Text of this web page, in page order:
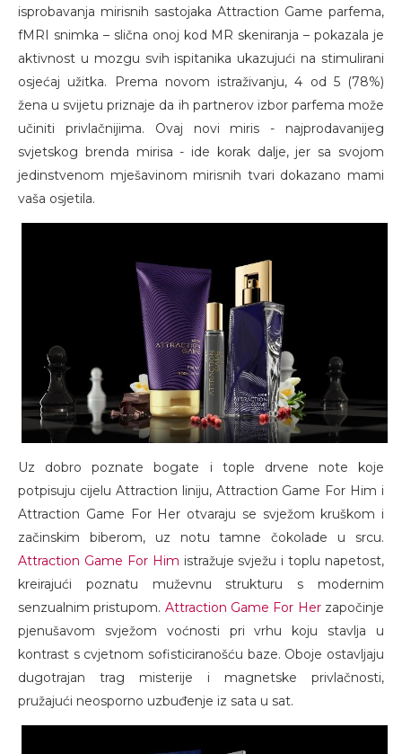
isprobavanja mirisnih sastojaka Attraction Game parfema,
fMRI snimka – slična onoj kod MR skeniranja – pokazala je
aktivnost u mozgu svih ispitanika ukazujući na stimulirani
osjećaj užitka. Prema novom istraživanju, 4 od 5 (78%)
žena u svijetu priznaje da ih partnerov izbor parfema može
učiniti privlačnijima. Ovaj novi miris - najprodavanijeg
svjetskog brenda mirisa - ide korak dalje, jer sa svojom
jedinstvenom mješavinom mirisnih tvari dokazano mami
vaša osjetila.
Uz dobro poznate bogate i tople drvene note koje
potpisuju cijelu Attraction liniju, Attraction Game For Him i
Attraction Game For Her otvaraju se svježom kruškom i
začinskim biberom, uz notu tamne čokolade u srcu.
Attraction Game For Him istražuje svježu i toplu napetost,
kreirajući poznatu muževnu strukturu s modernim
senzualnim pristupom. Attraction Game For Herzapočinje
pjenušavom svježom voćnosti pri vrhu koju stavlja u
kontrast s cvjetnom sofisticiranošću baze. Oboje ostavljaju
dugotrajan trag misterije i magnetske privlačnosti,
pružajući neosporno uzbuđenje iz sata u sat.